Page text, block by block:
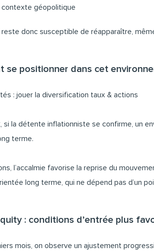
géopolitique
donc susceptible de réapparaître,
se positionner dans cet
: jouer la diversification taux & actions
si la détente inflationniste se confirme, un
terme.
l’accalmie favorise la reprise du
long terme, qui ne dépend pas d’un
: conditions d’entrée plus
mois, on observe un ajustement